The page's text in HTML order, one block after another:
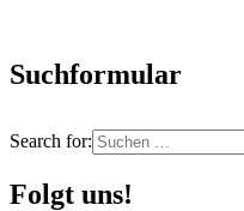
Suchformular
Search for:
Folgt uns!